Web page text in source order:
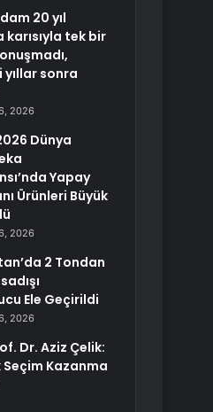
20 yıl
karısıyla tek bir
yıllar sonra
2026
Dünya
Yapay
Ürünleri Büyük
2026
2 Tondan
Ele Geçirildi
2026
Dr. Aziz Çelik:
Seçim Kazanma